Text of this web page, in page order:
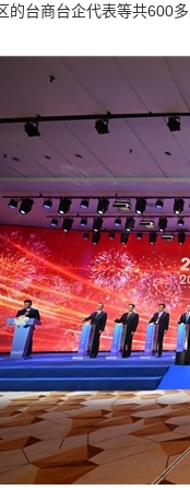
的台商台企代表等共600